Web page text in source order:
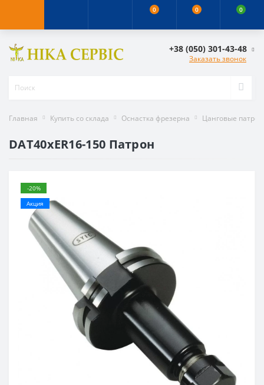
0 0 0
+38 (050) 301-43-48
Заказать звонок
Главная Купить со склада Оснастка фрезерна Цанговые
DAT40xER16-150 Патрон
-20%
Акция